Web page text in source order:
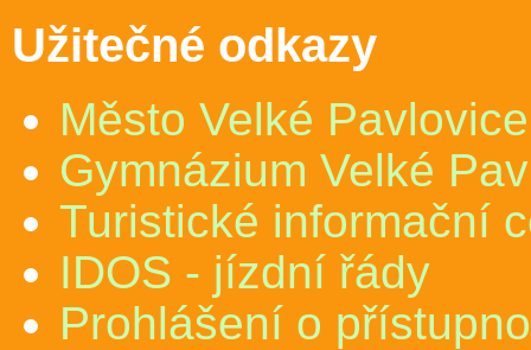
Užitečné odkazy
Město Velké Pavlovice
Gymnázium Velké
Turistické informační
IDOS - jízdní řády
Prohlášení o